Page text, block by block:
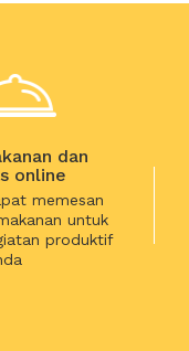
dan
online
memesan
untuk
produktif